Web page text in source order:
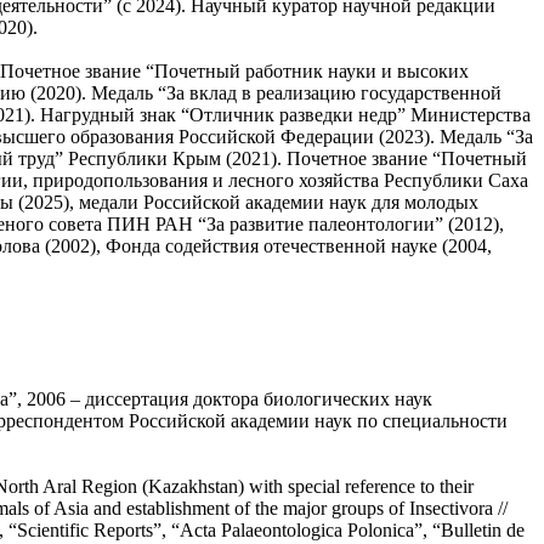
(с 2024). Научный куратор научной редакции
звание “Почетный работник науки и высоких
(2020). Медаль “За вклад в реализацию государственной
Нагрудный знак “Отличник разведки недр” Министерства
образования Российской Федерации (2023). Медаль “За
труд” Республики Крым (2021). Почетное звание “Почетный
природопользования и лесного хозяйства Республики Саха
медали Российской академии наук для молодых
совета ПИН РАН “За развитие палеонтологии” (2012),
(2002), Фонда содействия отечественной науке (2004,
2006 – диссертация доктора биологических наук
Российской академии наук по специальности
Aral Region (Kazakhstan) with special reference to their
of Asia and establishment of the major groups of Insectivora //
Reports”, “Acta Palaeontologica Polonica”, “Bulletin de